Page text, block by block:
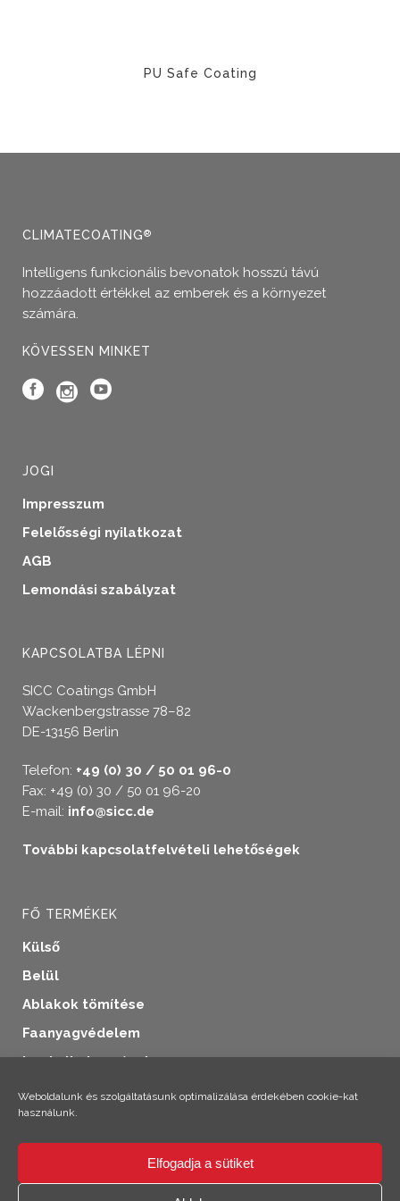
Weboldalunk és szolgáltatásunk optimalizálása érdekében cookie-kat
használunk.
Elfogadja a sütiket
PU Safe Coating
terméknek
A
a
termékoldalon
választhatók
CLIMATECOATING®
Intelligens funkcionális bevonatok hosszú távú
hozzáadott értékkel az emberek és a környezet
számára.
KÖVESSEN MINKET
JOGI
Impresszum
Felelősségi nyilatkozat
AGB
Lemondási szabályzat
KAPCSOLATBA LÉPNI
SICC Coatings GmbH
Wackenbergstrasse 78–82
DE-13156 Berlin
Telefon: +49 (0) 30 / 50 01 96-0
Fax: +49 (0) 30 / 50 01 96-20
E-mail: info@sicc.de
További kapcsolatfelvételi lehetőségek
FŐ TERMÉKEK
Külső
Belül
Ablakok tömítése
Faanyagvédelem
Ipari alkalmazások
További termékek
Szia! Climo vagyok!